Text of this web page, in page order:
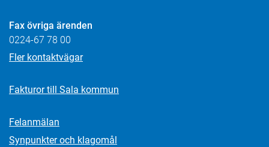
Fax övriga ärenden
0224-67 78 00
Fler kontaktvägar
Fakturor till Sala kommun
Felanmälan
Synpunkter och klagomål